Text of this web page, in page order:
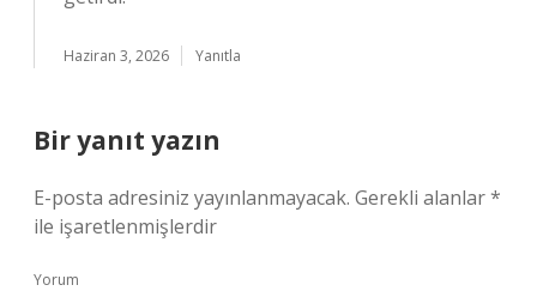
Haziran 3, 2026 Yanıtla
Bir yanıt yazın
E-posta adresiniz yayınlanmayacak. Gerekli alanlar*
ile işaretlenmişlerdir
Yorum